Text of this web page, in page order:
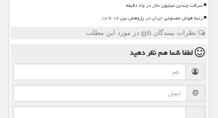
سرقت چندین میلیون دلار در ۲۵ دقیقه
رتبه هوش مصنوعی ایران در پژوهش بین ۱۲ تا ۱۸
نظرات بینندگان gph در مورد این مطلب
لطفا شما همنظر دهید